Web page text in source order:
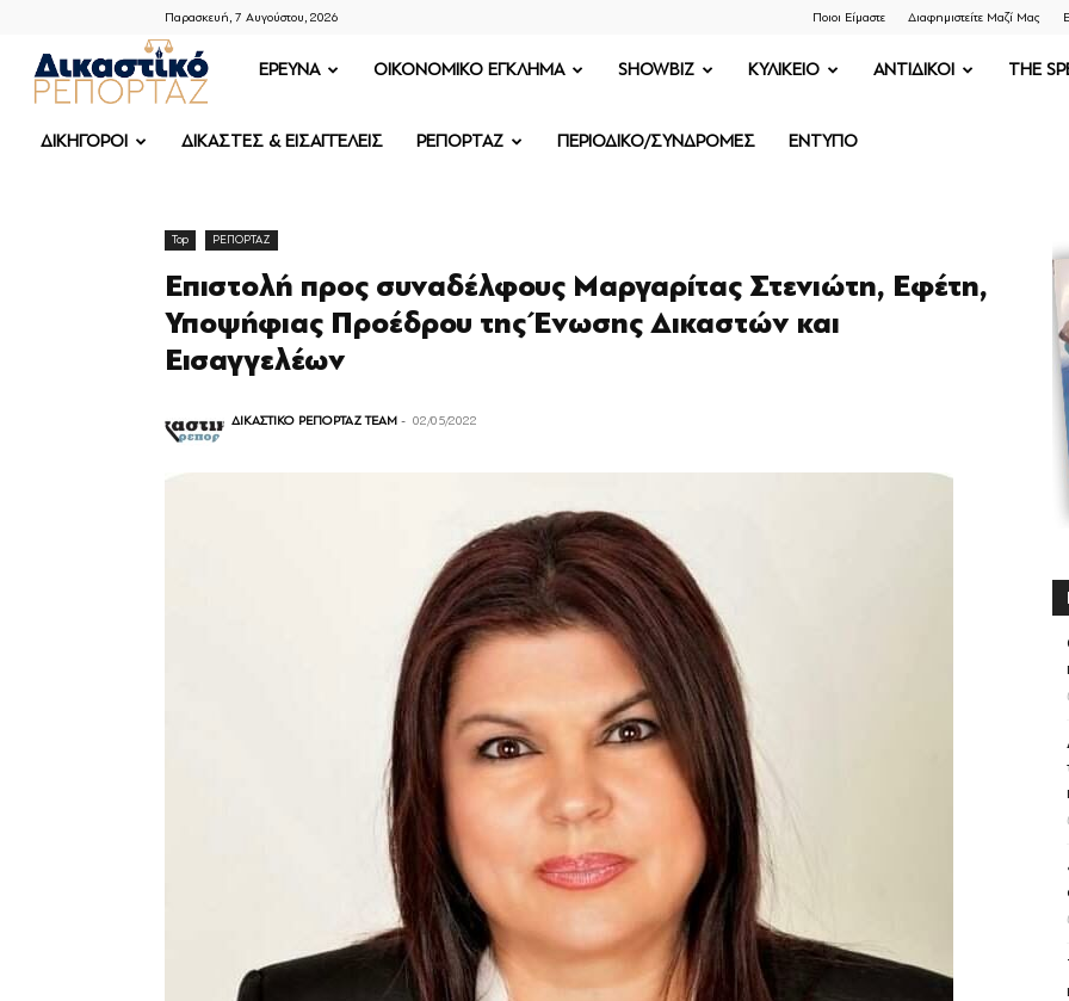
Παρασκευή, 7 Αυγούστου, 2026 Ποιοι Είμαστε Διαφημιστείτε Μαζί Μας
ΔΙΚΑΣΤΙΚΟ
ΡΕΠΟΡΤΑΖ
ΕΡΕΥΝΑ OIKONOMIKO ΕΓΚΛΗΜΑ SHOWBIZ ΚΥΛΙΚΕΙΟ ΑΝΤΙΔΙΚΟΙ THE
ΔΙΚΗΓΟΡΟΙ ΔΙΚΑΣΤΕΣ & ΕΙΣΑΓΓΕΛΕΙΣ ΡΕΠΟΡΤΑΖ ΠΕΡΙΟΔΙΚΟ/ΣΥΝΔΡΟΜΕΣ ΕΝΤΥΠΟ
Top ΡΕΠΟΡΤΑΖ
Επιστολή προς συναδέλφους Μαργαρίτας Στενιώτη, Εφέτη,
Υποψήφιας Προέδρου της Ένωσης Δικαστών και
Εισαγγελέων
ΔΙΚΑΣΤΙΚΟ ΡΕΠΟΡΤΑΖ TEAM - 02/05/2022